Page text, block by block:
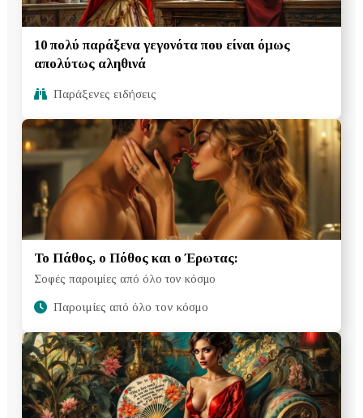
10 πολύ παράξενα γεγονότα που είναι όμως
απολύτως αληθινά
Παράξενες ειδήσεις
Το Πάθος, ο Πόθος και ο Έρωτας:
Σοφές παροιμίες από όλο τον κόσμο
Παροιμίες από όλο τον κόσμο